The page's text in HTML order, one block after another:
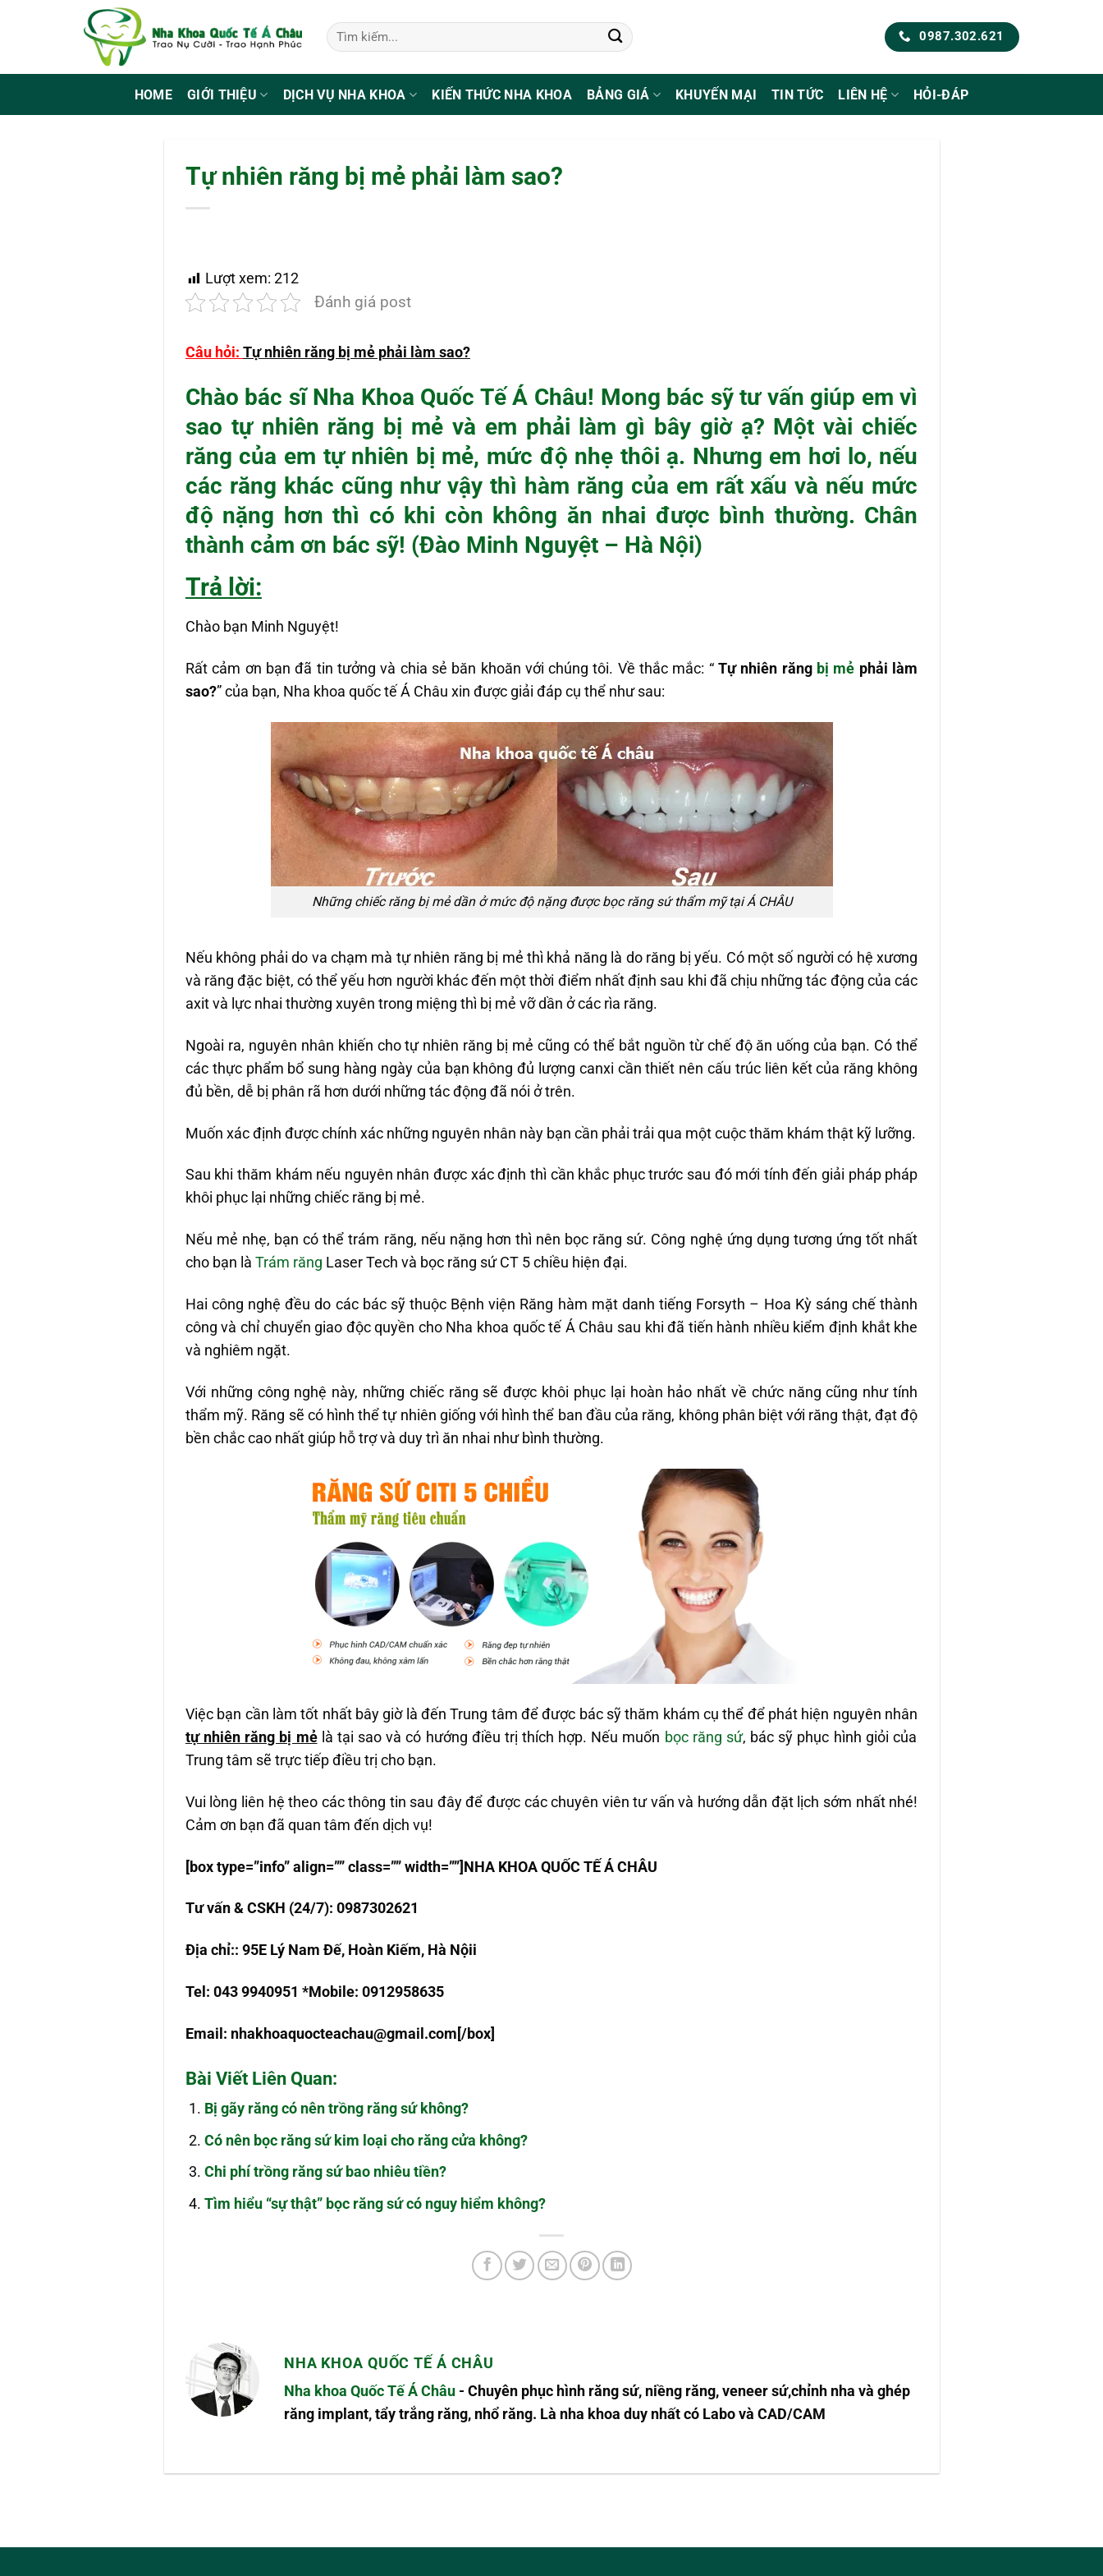
0987.302.621
HOME GIỚI THIỆU DỊCH VỤ NHA KHOA KIẾN THỨC NHA KHOA BẢNG GIÁ KHUYẾN MẠI TIN TỨC LIÊN HỆ HỎI-ĐÁP
Tự nhiên răng bị mẻ phải làm sao?
Lượt xem: 212
Đánh giá post
Câu hỏi: Tự nhiên răng bị mẻ phải làm sao?
Chào bác sĩ Nha Khoa Quốc Tế Á Châu! Mong bác sỹ tư vấn giúp em vì
sao tự nhiên răng bị mẻ và em phải làm gì bây giờ ạ? Một vài chiếc
răng của em tự nhiên bị mẻ, mức độ nhẹ thôi ạ. Nhưng em hơi lo, nếu
các răng khác cũng như vậy thì hàm răng của em rất xấu và nếu mức
độ nặng hơn thì có khi còn không ăn nhai được bình thường. Chân
thành cảm ơn bác sỹ! (Đào Minh Nguyệt – Hà Nội)
Trả lời:
Chào bạn Minh Nguyệt!
Rất cảm ơn bạn đã tin tưởng và chia sẻ băn khoăn với chúng tôi. Về thắc mắc: “Tự nhiên răng bị mẻ phải làm
sao?” của bạn, Nha khoa quốc tế Á Châu xin được giải đáp cụ thể như sau:
Những chiếc răng bị mẻ dần ở mức độ nặng được bọc răng sứ thẩm mỹ tại Á CHÂU
Nếu không phải do va chạm mà tự nhiên răng bị mẻ thì khả năng là do răng bị yếu. Có một số người có hệ xương
và răng đặc biệt, có thể yếu hơn người khác đến một thời điểm nhất định sau khi đã chịu những tác động của các
axit và lực nhai thường xuyên trong miệng thì bị mẻ vỡ dần ở các rìa răng.
Ngoài ra, nguyên nhân khiến cho tự nhiên răng bị mẻ cũng có thể bắt nguồn từ chế độ ăn uống của bạn. Có thể
các thực phẩm bổ sung hàng ngày của bạn không đủ lượng canxi cần thiết nên cấu trúc liên kết của răng không
đủ bền, dễ bị phân rã hơn dưới những tác động đã nói ở trên.
Muốn xác định được chính xác những nguyên nhân này bạn cần phải trải qua một cuộc thăm khám thật kỹ lưỡng.
Sau khi thăm khám nếu nguyên nhân được xác định thì cần khắc phục trước sau đó mới tính đến giải pháp pháp
khôi phục lại những chiếc răng bị mẻ.
Nếu mẻ nhẹ, bạn có thể trám răng, nếu nặng hơn thì nên bọc răng sứ. Công nghệ ứng dụng tương ứng tốt nhất
cho bạn là Trám răng Laser Tech và bọc răng sứ CT 5 chiều hiện đại.
Hai công nghệ đều do các bác sỹ thuộc Bệnh viện Răng hàm mặt danh tiếng Forsyth – Hoa Kỳ sáng chế thành
công và chỉ chuyển giao độc quyền cho Nha khoa quốc tế Á Châu sau khi đã tiến hành nhiều kiểm định khắt khe
và nghiêm ngặt.
Với những công nghệ này, những chiếc răng sẽ được khôi phục lại hoàn hảo nhất về chức năng cũng như tính
thẩm mỹ. Răng sẽ có hình thể tự nhiên giống với hình thể ban đầu của răng, không phân biệt với răng thật, đạt độ
bền chắc cao nhất giúp hỗ trợ và duy trì ăn nhai như bình thường.
Việc bạn cần làm tốt nhất bây giờ là đến Trung tâm để được bác sỹ thăm khám cụ thể để phát hiện nguyên nhân
tự nhiên răng bị mẻlà tại sao và có hướng điều trị thích hợp. Nếu muốn bọc răng sứ, bác sỹ phục hình giỏi của
Trung tâm sẽ trực tiếp điều trị cho bạn.
Vui lòng liên hệ theo các thông tin sau đây để được các chuyên viên tư vấn và hướng dẫn đặt lịch sớm nhất nhé!
Cảm ơn bạn đã quan tâm đến dịch vụ!
[box type=”info” align=”” class=”” width=””]NHA KHOA QUỐC TẾÁ CHÂU
Tưvấn & CSKH (24/7): 0987302621
Địa chỉ:: 95E Lý Nam Đế, Hoàn Kiếm, Hà Nộii
Tel: 043 9940951 *Mobile: 0912958635
Email: nhakhoaquocteachau@gmail.com [/box]
Bài Viết Liên Quan:
Bị gãy răng có nên trồng răng sứ không?
Có nên bọc răng sứ kim loại cho răng cửa không?
Chi phí trồng răng sứ bao nhiêu tiền?
Tìm hiểu “sự thật” bọc răng sứ có nguy hiểm không?
NHA KHOA QUỐC TẾ Á CHÂU
Nha khoa Quốc Tế Á Châu- Chuyên phục hình răng sứ, niềng răng, veneer sứ,chỉnh nha và ghép
răng implant, tẩy trắng răng, nhổ răng. Là nha khoa duy nhất có Labo và CAD/CAM